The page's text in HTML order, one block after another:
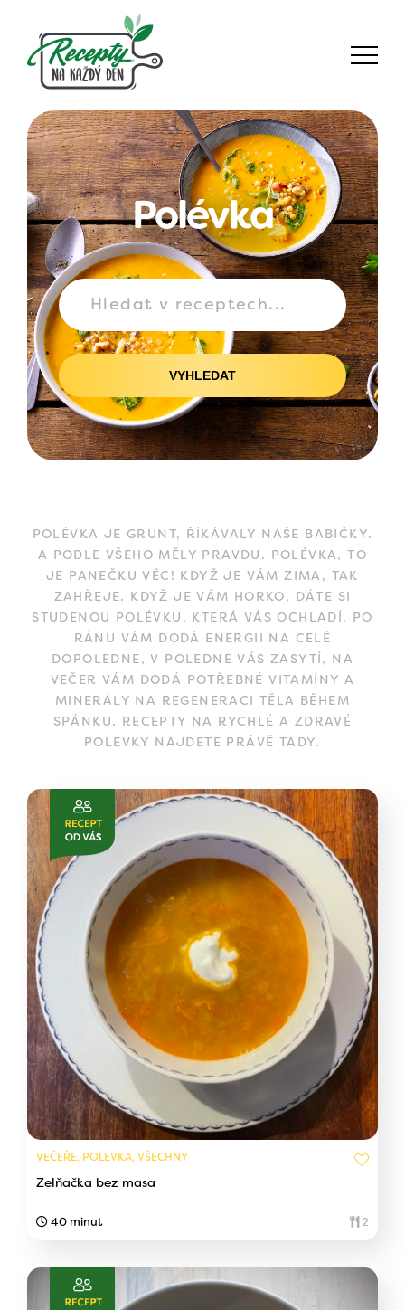
Polévka
VYHLEDAT
POLÉVKA JE GRUNT, ŘÍKÁVALY NAŠE BABIČKY.
A PODLE VŠEHO MĚLY PRAVDU. POLÉVKA, TO
JE PANEČKU VĚC! KDYŽ JE VÁM ZIMA, TAK
ZAHŘEJE. KDYŽ JE VÁM HORKO, DÁTE SI
STUDENOU POLÉVKU, KTERÁ VÁS OCHLADÍ. PO
RÁNU VÁM DODÁ ENERGII NA CELÉ
DOPOLEDNE, V POLEDNE VÁS ZASYTÍ, NA
VEČER VÁM DODÁ POTŘEBNÉ VITAMÍNY A
MINERÁLY NA REGENERACI TĚLA BĚHEM
SPÁNKU. RECEPTY NA RYCHLÉ A ZDRAVÉ
POLÉVKY NAJDETE PRÁVĚ TADY.
VEČEŘE, POLÉVKA, VŠECHNY
Zelňačka bez masa
40 minut 2